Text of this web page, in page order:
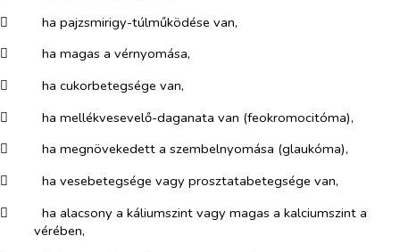
​
ha pajzsmirigy-túlműködése van,
​
ha magas a vérnyomása,
​
ha cukorbetegsége van,
​
ha mellékvesevelő-daganata van (feokromocitóma),
​
ha megnövekedett a szembelnyomása (glaukóma),
​
ha vesebetegsége vagy prosztatabetegsége van,
​
ha alacsony a káliumszint vagy magas a kalciumszint a
vérében,